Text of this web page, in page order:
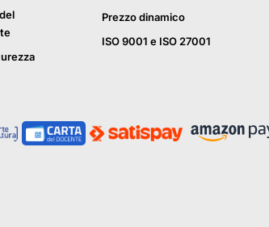
Prezzo dinamico
ISO 9001 e ISO 27001